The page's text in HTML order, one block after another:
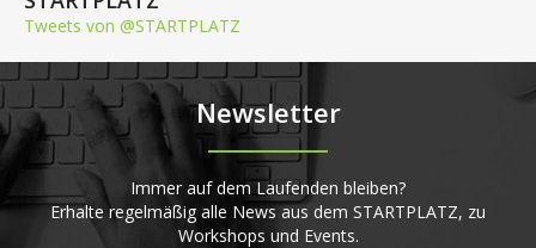
Tweets von @STARTPLATZ
Newsletter
Immer auf dem Laufenden bleiben?
Erhalte regelmäßig alle News aus dem STARTPLATZ, zu
Workshops und Events.